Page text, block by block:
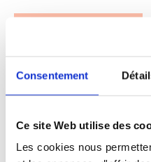
Consentement
Ce site Web utilise des
Les cookies nous
Projet soutenu par Viiv